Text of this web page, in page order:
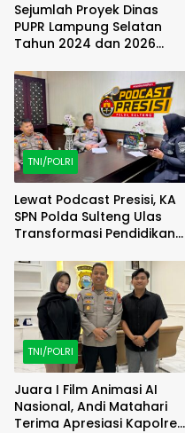
Sejumlah Proyek Dinas
PUPR Lampung Selatan
Tahun 2024 dan 2026
KEJATI Lampung
TNI/POLRI
Lewat Podcast Presisi, KA
SPN Polda Sulteng Ulas
Transformasi Pendidikan
TNI/POLRI
Juara I Film Animasi AI
Nasional, Andi Matahari
Terima Apresiasi Kapolres